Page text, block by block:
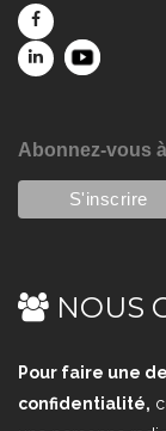
Abonnez-vous
NOUS
Pour faire une
confidentialité,